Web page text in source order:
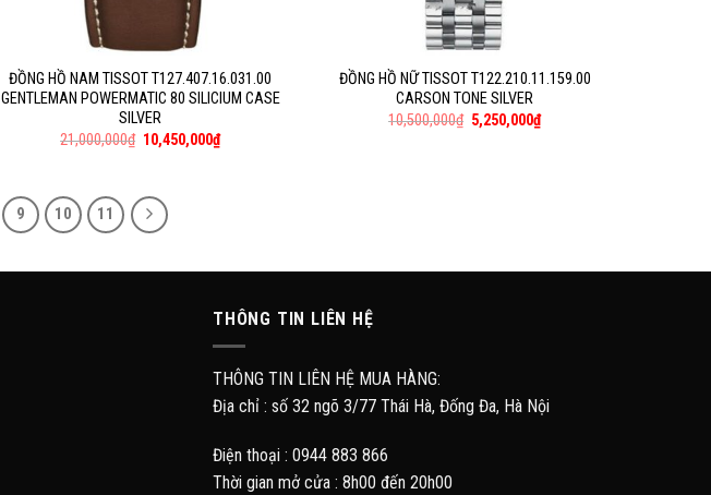
ĐỒNG HỒ NAM TISSOT T127.407.16.031.00
GENTLEMAN POWERMATIC 80 SILICIUM CASE
SILVER
21,000,000₫ 10,450,000₫
ĐỒNG HỒ NỮ TISSOT T122.210.11.159.00
CARSON TONE SILVER
10,500,000₫ 5,250,000₫
9 10 11
THÔNG TIN LIÊN HỆ
THÔNG TIN LIÊN HỆ MUA HÀNG:
Địa chỉ : số 32 ngõ 3/77 Thái Hà, Đống Đa, Hà Nội
Điện thoại : 0944 883 866
Thời gian mở cửa : 8h00 đến 20h00